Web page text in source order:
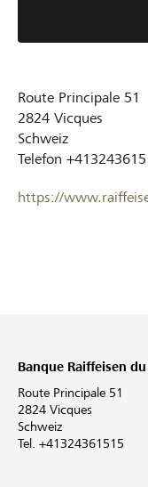
Route Principale 51
2824 Vicques
Schweiz
Telefon
https://
Banque Raiffeisen
Route Principale 51
2824 Vicques
Schweiz
Tel. +41324361515